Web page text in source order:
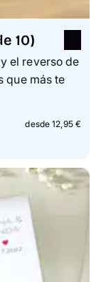
10)
el reverso de
que más te
desde 12,95 €